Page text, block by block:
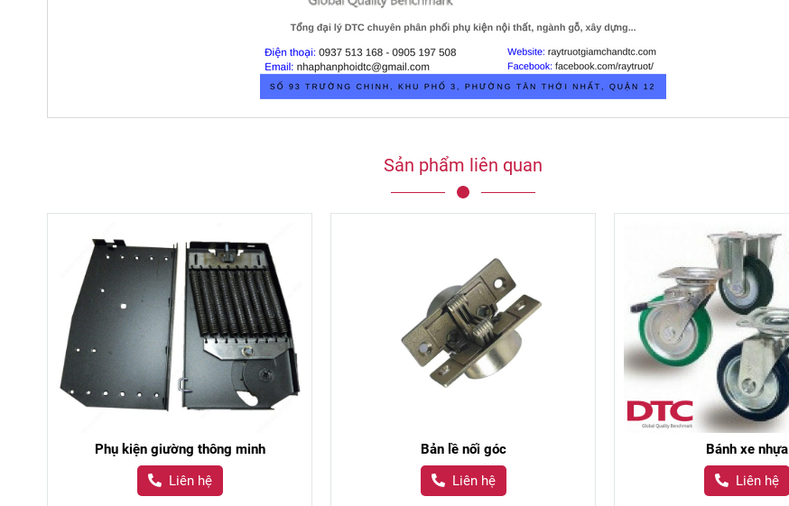
Sản phẩm liên quan
Phụ kiện giường thông minh
Liên hệ
Bản lề nối góc
Liên hệ
Bánh xe nhựa
Liên hệ